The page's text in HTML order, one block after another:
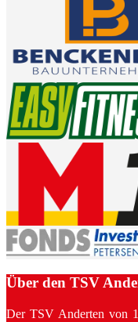
Über den TSV
Der TSV Anderten von